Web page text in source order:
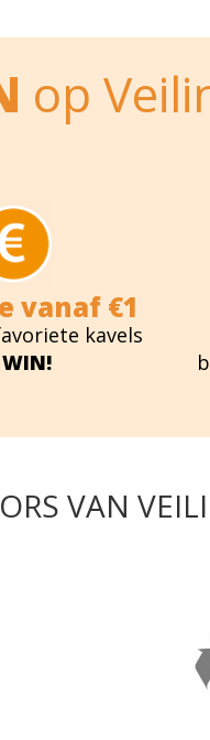
op
vanaf €1
kavels
WIN!
VAN